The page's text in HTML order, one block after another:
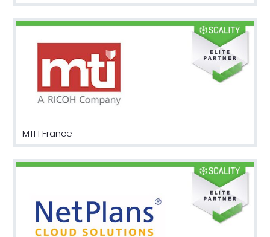
MTI I France